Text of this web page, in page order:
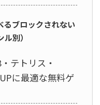
るブロックされない
別）
テトリス・
に最適な無料ゲ